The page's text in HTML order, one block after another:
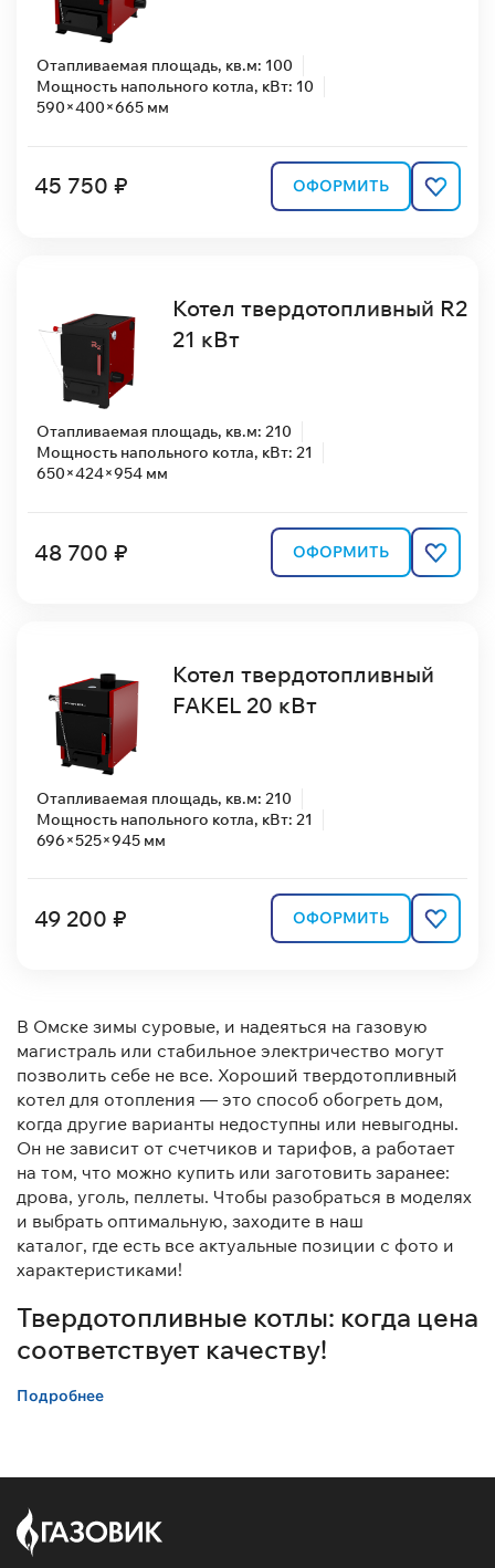
Отапливаемая площадь, кв.м: 100
Мощность напольного котла, кВт: 10
590×400×665 мм
45 750 ₽ ОФОРМИТЬ
Котел твердотопливный R2
21 кВт
Отапливаемая площадь, кв.м: 210
Мощность напольного котла, кВт: 21
650×424×954 мм
48 700 ₽ ОФОРМИТЬ
Котел твердотопливный
FAKEL 20 кВт
Отапливаемая площадь, кв.м: 210
Мощность напольного котла, кВт: 21
696×525×945 мм
49 200 ₽ ОФОРМИТЬ
В Омске зимы суровые, и надеяться на газовую
магистраль или стабильное электричество могут
позволить себе не все. Хороший твердотопливный
котел для отопления — это способ обогреть дом,
когда другие варианты недоступны или невыгодны.
Он не зависит от счетчиков и тарифов, а работает
на том, что можно купить или заготовить заранее:
дрова, уголь, пеллеты. Чтобы разобраться в моделях
и выбрать оптимальную, заходите в наш
каталог, где есть все актуальные позиции с фото и
характеристиками!
Твердотопливные котлы: когда цена
соответствует качеству!
У нас вы можете заказать недорогие
помещения от 20 до 320 кв.м. и работают на
представлено оборудование из надежной
долговечной стали.
Подробнее